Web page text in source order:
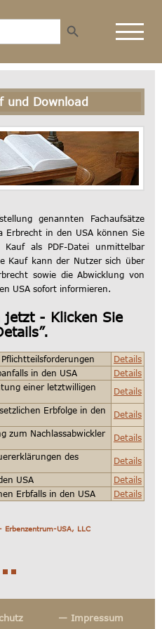
Search Button
und Download
genannten Fachaufsätze
Erbrecht in den USA können Sie
als PDF-Datei unmittelbar
Kauf kann der Nutzer sich über
sowie die Abwicklung von
USA sofort informieren.
- Klicken Sie
Details
in den USA
Details
einer letztwilligen
Details
Erbfolge in den
Details
zum Nachlassabwickler
Details
des
Details
USA
Details
Erbfalls in den USA
Details
USA, LLC
— Impressum